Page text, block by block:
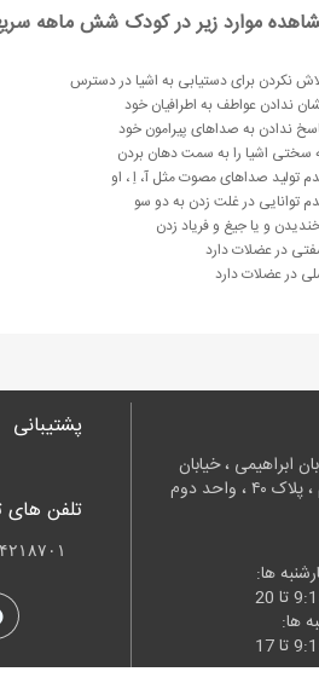
موارد زیر در کودک شش ماهه
نکردن برای دستیابی به اشیا در دسترس
ندادن عواطف به اطرافیان خود
ندادن به صداهای پیرامون خود
سختی اشیا را به سمت دهان بردن
تولید صداهای مصوت مثل آ، اِ ، او
توانایی در غلت زدن به دو سو
و یا جیغ و فریاد زدن
در عضلات دارد
در عضلات دارد
ابراهیمی ، خیابان
واحد دوم
ها:
ها:
پشتیبانی
تلفن
۴۴۲۱۸۷۲۱-